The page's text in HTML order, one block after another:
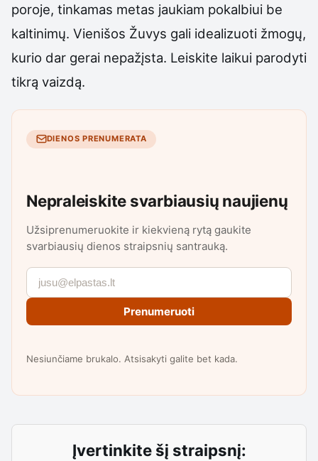
poroje, tinkamas metas jaukiam pokalbiui be
kaltinimų. Vienišos Žuvys gali idealizuoti žmogų,
kurio dar gerai nepažįsta. Leiskite laikui parodyti
tikrą vaizdą.
DIENOS PRENUMERATA
Nepraleiskite svarbiausių naujienų
Užsiprenumeruokite ir kiekvieną rytą gaukite
svarbiausių dienos straipsnių santrauką.
Prenumeruoti
Nesiunčiame brukalo. Atsisakyti galite bet kada.
Įvertinkite šį straipsnį: